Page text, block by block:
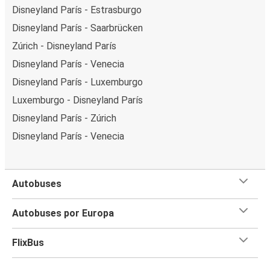
Disneyland París - Estrasburgo
Disneyland París - Saarbrücken
Zúrich - Disneyland París
Disneyland París - Venecia
Disneyland París - Luxemburgo
Luxemburgo - Disneyland París
Disneyland París - Zúrich
Disneyland París - Venecia
Autobuses
Autobuses por Europa
FlixBus